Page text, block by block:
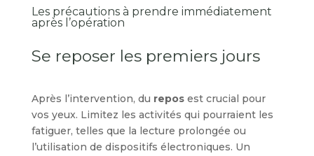
Les précautions à prendre immédiatement
après l’opération
Se reposer les premiers jours
Après l’intervention, du reposest crucial pour
vos yeux. Limitez les activités qui pourraient les
fatiguer, telles que la lecture prolongée ou
l’utilisation de dispositifs électroniques. Un